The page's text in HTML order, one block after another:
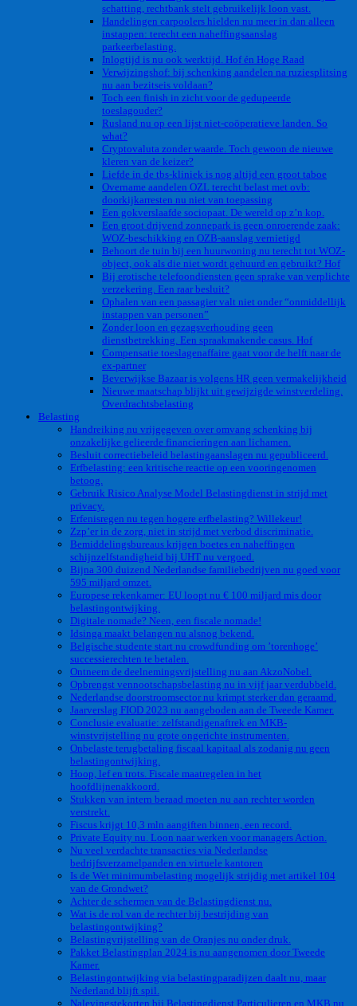
schatting, rechtbank stelt gebruikelijk loon vast.
Handelingen carpoolers hielden nu meer in dan alleen
instappen: terecht een naheffingsaanslag
parkeerbelasting.
Inlogtijd is nu ook werktijd. Hof én Hoge Raad
Verwijzingshof: bij schenking aandelen na ruziesplitsing
nu aan bezitseis voldaan?
Toch een finish in zicht voor de gedupeerde
toeslagouder?
Rusland nu op een lijst niet-coöperatieve landen. So
what?
Cryptovaluta zonder waarde. Toch gewoon de nieuwe
kleren van de keizer?
Liefde in de tbs-kliniek is nog altijd een groot taboe
Overname aandelen OZL terecht belast met ovb:
doorkijkarresten nu niet van toepassing
Een gokverslaafde sociopaat. De wereld op z’n kop.
Een groot drijvend zonnepark is geen onroerende zaak:
WOZ-beschikking en OZB-aanslag vernietigd
Behoort de tuin bij een huurwoning nu terecht tot WOZ-
object, ook als die niet wordt gehuurd en gebruikt? Hof
Bij erotische telefoondiensten geen sprake van verplichte
verzekering. Een raar besluit?
Ophalen van een passagier valt niet onder “onmiddellijk
instappen van personen”
Zonder loon en gezagsverhouding geen
dienstbetrekking. Een spraakmakende casus. Hof
Compensatie toeslagenaffaire gaat voor de helft naar de
ex-partner
Beverwijkse Bazaar is volgens HR geen vermakelijkheid
Nieuwe maatschap blijkt uit gewijzigde winstverdeling.
Overdrachtsbelasting
Belasting
Handreiking nu vrijgegeven over omvang schenking bij
onzakelijke gelieerde financieringen aan lichamen.
Besluit correctiebeleid belastingaanslagen nu gepubliceerd.
Erfbelasting: een kritische reactie op een vooringenomen
betoog.
Gebruik Risico Analyse Model Belastingdienst in strijd met
privacy.
Erfenisregen nu tegen hogere erfbelasting? Willekeur!
Zzp’er in de zorg, niet in strijd met verbod discriminatie.
Bemiddelingsbureaus krijgen boetes en naheffingen
schijnzelfstandigheid bij UHT nu vergoed.
Bijna 300 duizend Nederlandse familiebedrijven nu goed voor
595 miljard omzet.
Europese rekenkamer: EU loopt nu € 100 miljard mis door
belastingontwijking.
Digitale nomade? Neen, een fiscale nomade!
Idsinga maakt belangen nu alsnog bekend.
Belgische studente start nu crowdfunding om ’torenhoge’
successierechten te betalen.
Ontneem de deelnemingsvrijstelling nu aan AkzoNobel.
Opbrengst vennootschapsbelasting nu in vijf jaar verdubbeld.
Nederlandse doorstroomsector nu krimpt sterker dan geraamd.
Jaarverslag FIOD 2023 nu aangeboden aan de Tweede Kamer.
Conclusie evaluatie: zelfstandigenaftrek en MKB-
winstvrijstelling nu grote ongerichte instrumenten.
Onbelaste terugbetaling fiscaal kapitaal als zodanig nu geen
belastingontwijking.
Hoop, lef en trots. Fiscale maatregelen in het
hoofdlijnenakkoord.
Stukken van intern beraad moeten nu aan rechter worden
verstrekt.
Fiscus krijgt 10,3 mln aangiften binnen, een record.
Private Equity nu. Loon naar werken voor managers Action.
Nu veel verdachte transacties via Nederlandse
bedrijfsverzamelpanden en virtuele kantoren
Is de Wet minimumbelasting mogelijk strijdig met artikel 104
van de Grondwet?
Achter de schermen van de Belastingdienst nu.
Wat is de rol van de rechter bij bestrijding van
belastingontwijking?
Belastingvrijstelling van de Oranjes nu onder druk.
Pakket Belastingplan 2024 is nu aangenomen door Tweede
Kamer.
Belastingontwijking via belastingparadijzen daalt nu, maar
Nederland blijft spil.
Nalevingstekorten bij Belastingdienst Particulieren en MKB nu